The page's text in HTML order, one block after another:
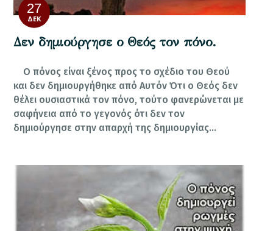
27
ΔΕΚ
Δεν δημιούργησε ο Θεός τον πόνο.
Ο πόνος είναι ξένος προς το σχέδιο του Θεού
και δεν δημιουργήθηκε από Αυτόν Ότι ο Θεός δεν
θέλει ουσιαστικά τον πόνο, τούτο φανερώνεται με
σαφήνεια από το γεγονός ότι δεν τον
δημιούργησε στην απαρχή της δημιουργίας…